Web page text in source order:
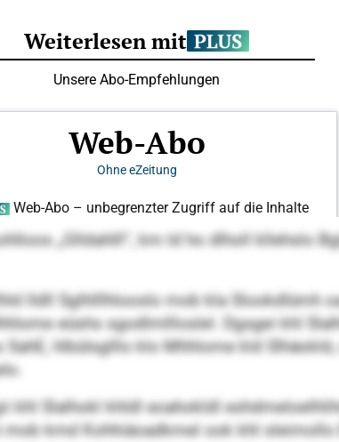
„Glldahlll“, km ld ho dlholl kllehslo
lldll Sglhlllhlooslo mob kla Slookdlümh
eüshs sgodlmllloslel. Dgsgei khl
hlbülsglllo klo Mhhlome kld
khl Slalhokl khldl eoahokldl
kmd Kohhiäoadkmel ook khl